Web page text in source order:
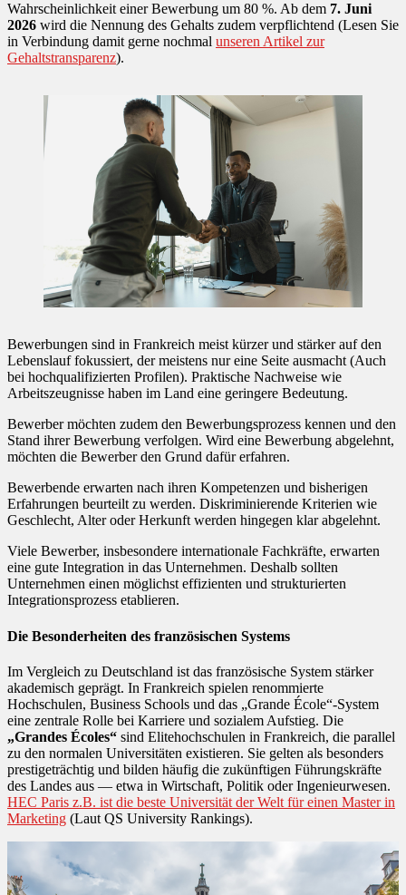
Wahrscheinlichkeit einer Bewerbung um 80 %. Ab dem 7. Juni
2026 wird die Nennung des Gehalts zudem verpflichtend (Lesen Sie
in Verbindung damit gerne nochmal unseren Artikel zur
Gehaltstransparenz).
Bewerbungen sind in Frankreich meist kürzer und stärker auf den
Lebenslauf fokussiert, der meistens nur eine Seite ausmacht (Auch
bei hochqualifizierten Profilen). Praktische Nachweise wie
Arbeitszeugnisse haben im Land eine geringere Bedeutung.
Bewerber möchten zudem den Bewerbungsprozess kennen und den
Stand ihrer Bewerbung verfolgen. Wird eine Bewerbung abgelehnt,
möchten die Bewerber den Grund dafür erfahren.
Bewerbende erwarten nach ihren Kompetenzen und bisherigen
Erfahrungen beurteilt zu werden. Diskriminierende Kriterien wie
Geschlecht, Alter oder Herkunft werden hingegen klar abgelehnt.
Viele Bewerber, insbesondere internationale Fachkräfte, erwarten
eine gute Integration in das Unternehmen. Deshalb sollten
Unternehmen einen möglichst effizienten und strukturierten
Integrationsprozess etablieren.
Die Besonderheiten des französischen Systems
Im Vergleich zu Deutschland ist das französische System stärker
akademisch geprägt. In Frankreich spielen renommierte
Hochschulen, Business Schools und das „Grande École“-System
eine zentrale Rolle bei Karriere und sozialem Aufstieg. Die
„Grandes Écoles“ sind Elitehochschulen in Frankreich, die parallel
zu den normalen Universitäten existieren. Sie gelten als besonders
prestigeträchtig und bilden häufig die zukünftigen Führungskräfte
des Landes aus — etwa in Wirtschaft, Politik oder Ingenieurwesen.
HEC Paris z.B. ist die beste Universität der Welt für einen Master in
Marketing (Laut QS University Rankings).